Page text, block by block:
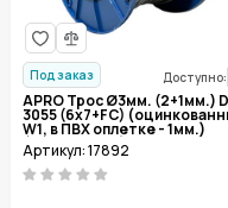
Под заказ Доступно:
APRO Трос Ø3мм. (2+1мм.)
3055 (6x7+FC)
W1, в ПВХ оплетке - 1мм.)
(бухта 200м.)
Артикул: 17892